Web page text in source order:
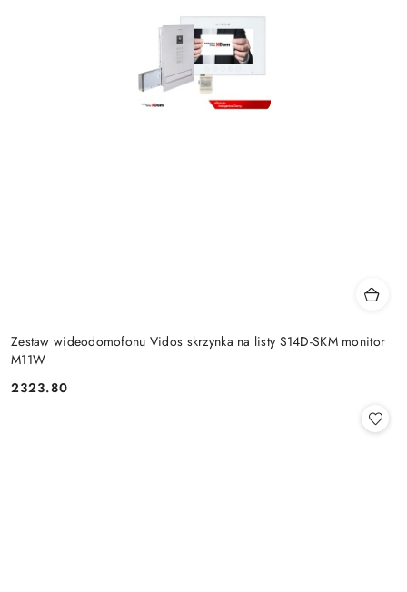
Zestaw wideodomofonu Vidos skrzynka na listy S14D-SKM monitor
M11W
Cena:
2323.80